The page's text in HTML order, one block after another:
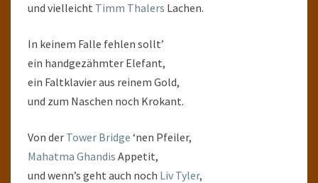
und vielleicht Timm Thalers Lachen.
In keinem Falle fehlen sollt’
ein handgezähmter Elefant,
ein Faltklavier aus reinem Gold,
und zum Naschen noch Krokant.
Von der Tower Bridge ‘nen Pfeiler,
Mahatma Ghandis Appetit,
und wenn’s geht auch noch Liv Tyler,